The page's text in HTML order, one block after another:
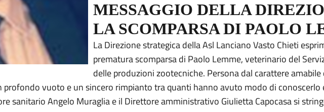
MESSAGGIO DELLA
LA SCOMPARSA DI PAOLO
La Direzione strategica della Asl Lanciano Vasto Chieti
prematura scomparsa di Paolo Lemme, veterinario del
delle produzioni zootecniche. Persona dal carattere
vuoto e un sincero rimpianto tra quanti hanno avuto modo di conoscerlo
sanitario Angelo Muraglia e il Direttore amministrativo Giulietta Capocasa si